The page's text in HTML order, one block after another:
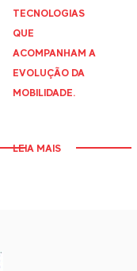
TECNOLOGIAS
QUE
ACOMPANHAM A
EVOLUÇÃO DA
MOBILIDADE.
LEIA MAIS